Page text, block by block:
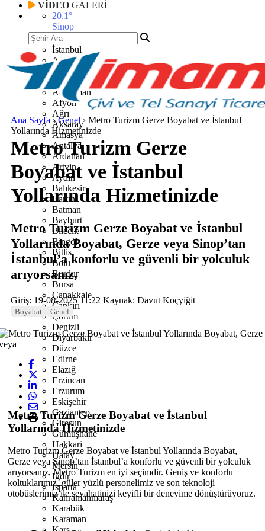
VİDEO GALERİ
20.1 °
Sinop
İstanbul
Ankara
İzmir
Adana
Adıyaman
Afyon
Ağrı
Aksaray
Amasya
Antalya
Ardahan
Artvin
Aydın
Balıkesir
Bartın
Batman
Bayburt
Bilecik
Bingöl
Bitlis
Bolu
Burdur
Bursa
Çanakkale
Çankırı
Çorum
Denizli
Diyarbakır
Düzce
Edirne
Elazığ
Erzincan
Erzurum
Eskişehir
Gaziantep
Giresun
Gümüşhane
Hakkari
Hatay
Mersin
Iğdır
Isparta
Kahramanmaraş
Karabük
Karaman
Ana Sayfa ›Genel › Metro Turizm Gerze Boyabat ve İstanbul
Yollarında Hizmetinizde
Metro Turizm Gerze
Boyabat ve İstanbul
Yollarında Hizmetinizde
Metro Turizm Gerze Boyabat ve İstanbul
Yollarında Boyabat, Gerze veya Sinop’tan
İstanbul’a konforlu ve güvenli bir yolculuk
arıyorsanız,
Giriş: 19-08-2025 11:22 Kaynak: Davut Koçyiğit
Boyabat Genel
Metro Turizm Gerze Boyabat ve İstanbul
Yollarında Hizmetinizde
Metro Turizm Gerze Boyabat ve İstanbul Yollarında Boyabat,
Gerze veya Sinop’tan İstanbul’a konforlu ve güvenli bir yolculuk
arıyorsanız, Metro Turizm en iyi seçimdir. Geniş ve konforlu
koltuklarımız, güler yüzlü personelimiz ve son teknoloji
otobüslerimiz ile seyahatinizi keyifli bir deneyime dönüştürüyoruz.